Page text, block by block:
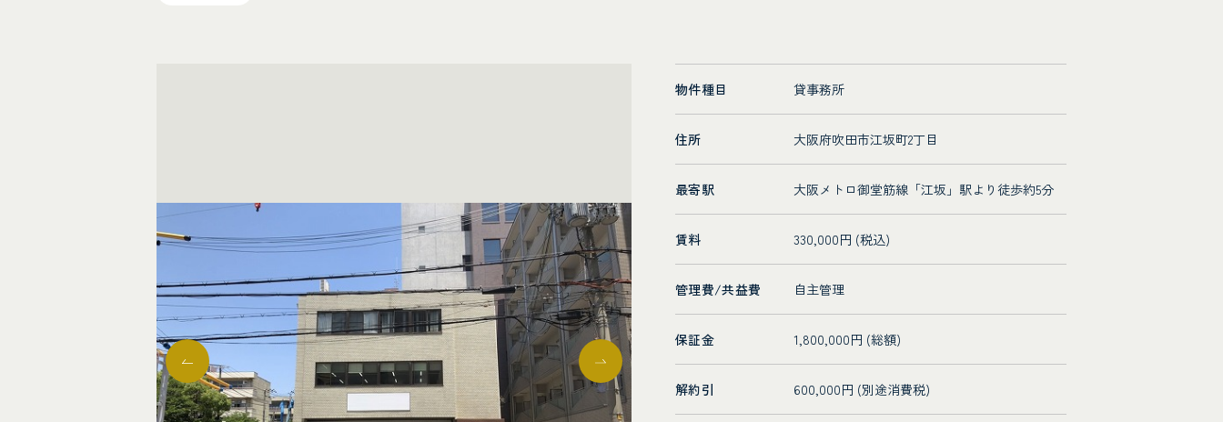
物件種目 貸事務所
住所 大阪府吹田市江坂町2丁目
最寄駅 大阪メトロ御堂筋線「江坂」駅より徒歩約5分
賃料 330,000円 (税込)
管理費/共益費 自主管理
保証金 1,800,000円 (総額)
解約引 600,000円 (別途消費税)